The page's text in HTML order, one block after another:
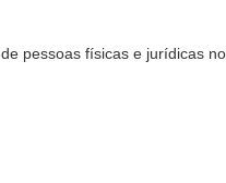
de pessoas físicas e jurídicas